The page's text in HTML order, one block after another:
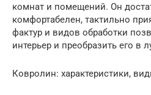
комнат и помещений. Он
комфортабелен, тактильно
фактур и видов обработки
интерьер и преобразить его в
Ковролин: характеристики,